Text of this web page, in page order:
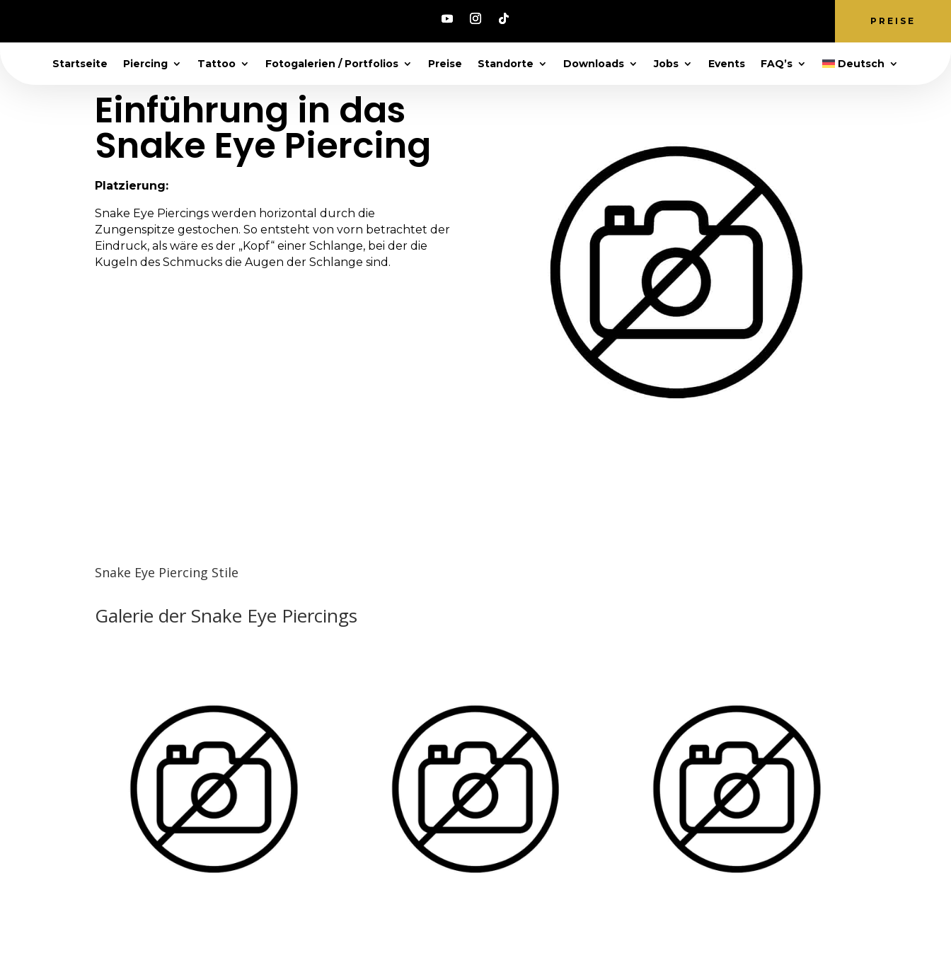
PREISE
Startseite Piercing Tattoo Fotogalerien / Portfolios Preise Standorte Downloads Jobs Events FAQ’s Deutsch
Einführung in das
Snake Eye Piercing
Platzierung:
Snake Eye Piercings werden horizontal durch die
Zungenspitze gestochen. So entsteht von vorn betrachtet der
Eindruck, als wäre es der „Kopf“ einer Schlange, bei der die
Kugeln des Schmucks die Augen der Schlange sind.
Snake Eye Piercing Stile
Galerie der Snake Eye Piercings